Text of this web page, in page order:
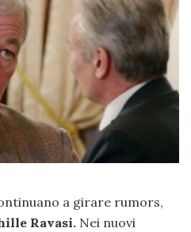
a girare rumors,
Ravasi. Nei nuovi